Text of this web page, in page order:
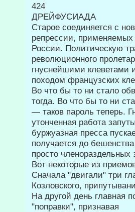
424
ДРЕЙФУСИАДА
Старое соединяется с
ре­прессии, применяемых
России. Политиче­скую
революционного
гнуснейшими клеветами
походом французских
Во что бы то ни стало
тогда. Во что бы то ни
— таков па­роль теперь.
утонченная работа
буржуазная пресса
получается до
просто
Вот некоторые из
Сначала "двигали" три
Козловского,
На другой день главная
"поправ­ки", признавая